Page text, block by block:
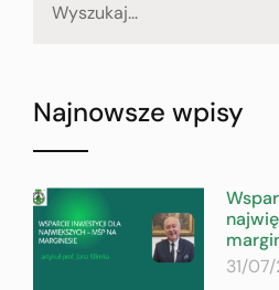
Najnowsze wpisy
31/